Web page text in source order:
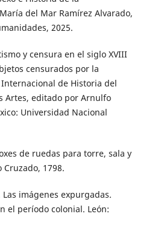
del Mar Ramírez Alvarado,
2025.
y censura en el siglo XVIII
censurados por la
de Historia del
Artes, editado por Arnulfo
Universidad Nacional
de ruedas para torre, sala y
1798.
imágenes expurgadas.
el período colonial. León: